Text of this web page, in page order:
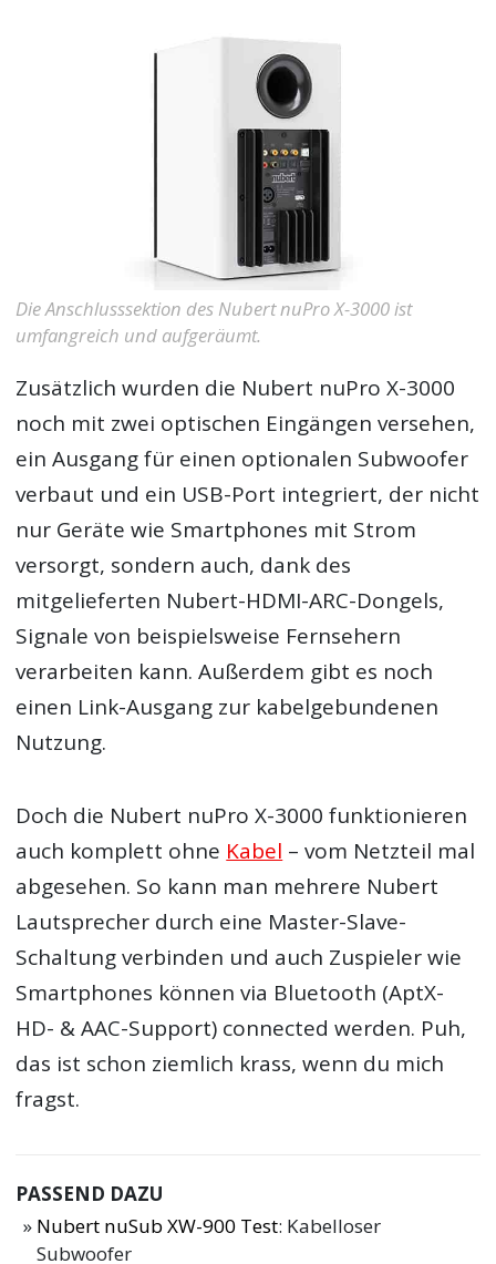
Die Anschlusssektion des Nubert nuPro X-3000 ist
umfangreich und aufgeräumt.
Zusätzlich wurden die Nubert nuPro X-3000
noch mit zwei optischen Eingängen versehen,
ein Ausgang für einen optionalen Subwoofer
verbaut und ein USB-Port integriert, der nicht
nur Geräte wie Smartphones mit Strom
versorgt, sondern auch, dank des
mitgelieferten Nubert-HDMI-ARC-Dongels,
Signale von beispielsweise Fernsehern
verarbeiten kann. Außerdem gibt es noch
einen Link-Ausgang zur kabelgebundenen
Nutzung.
Doch die Nubert nuPro X-3000 funktionieren
auch komplett ohne Kabel – vom Netzteil mal
abgesehen. So kann man mehrere Nubert
Lautsprecher durch eine Master-Slave-
Schaltung verbinden und auch Zuspieler wie
Smartphones können via Bluetooth (AptX-
HD- & AAC-Support) connected werden. Puh,
das ist schon ziemlich krass, wenn du mich
fragst.
PASSEND DAZU
Nubert nuSub XW-900 Test: Kabelloser
Subwoofer